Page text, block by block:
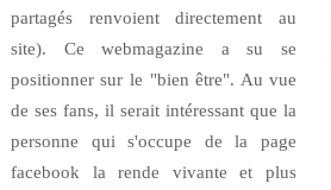
partagés renvoient directement au
site). Ce webmagazine a su se
positionner sur le "bien être". Au vue
de ses fans, il serait intéressant que la
personne qui s'occupe de la page
facebook la rende vivante et plus